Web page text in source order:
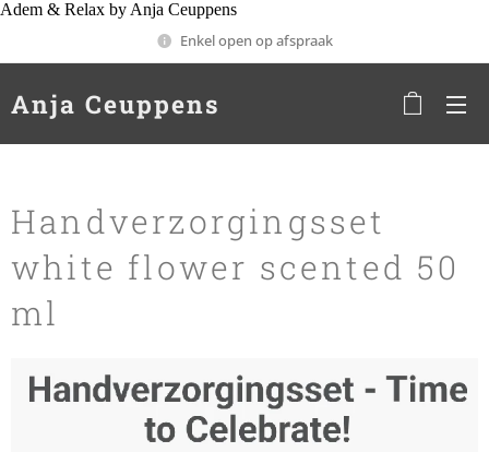
Adem & Relax by Anja Ceuppens
Enkel open op afspraak
Anja Ceuppens
Handverzorgingsset
white flower scented 50
ml